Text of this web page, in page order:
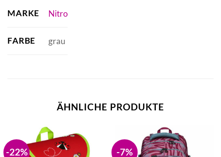
MARKE Nitro
FARBE grau
ÄHNLICHE PRODUKTE
-22% -7%